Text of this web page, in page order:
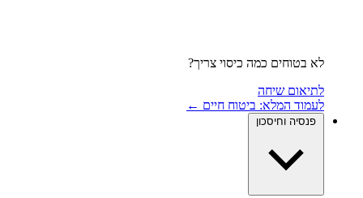
לא בטוחים כמה כיסוי צריך?
לתיאום שיחה
לעמוד המלא: ביטוח חיים ←
פנסיה וחיסכון